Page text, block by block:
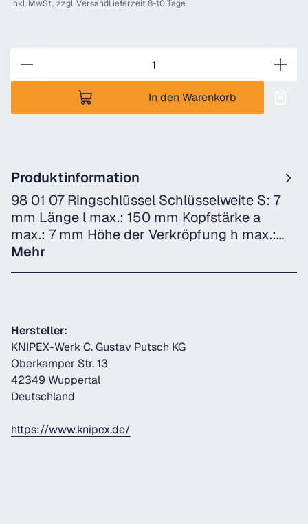
inkl. MwSt., zzgl.VersandLieferzeit 8-10 Tage
In den Warenkorb
Produktinformation
98 01 07 Ringschlüssel Schlüsselweite S: 7
mm Länge l max.: 150 mm Kopfstärke a
max.: 7 mm Höhe der Verkröpfung h max.:…
Mehr
Hersteller:
KNIPEX-Werk C. Gustav Putsch KG
Oberkamper Str. 13
42349 Wuppertal
Deutschland
https://www.knipex.de/